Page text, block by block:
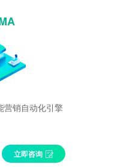
营销自动化引擎
立即咨询